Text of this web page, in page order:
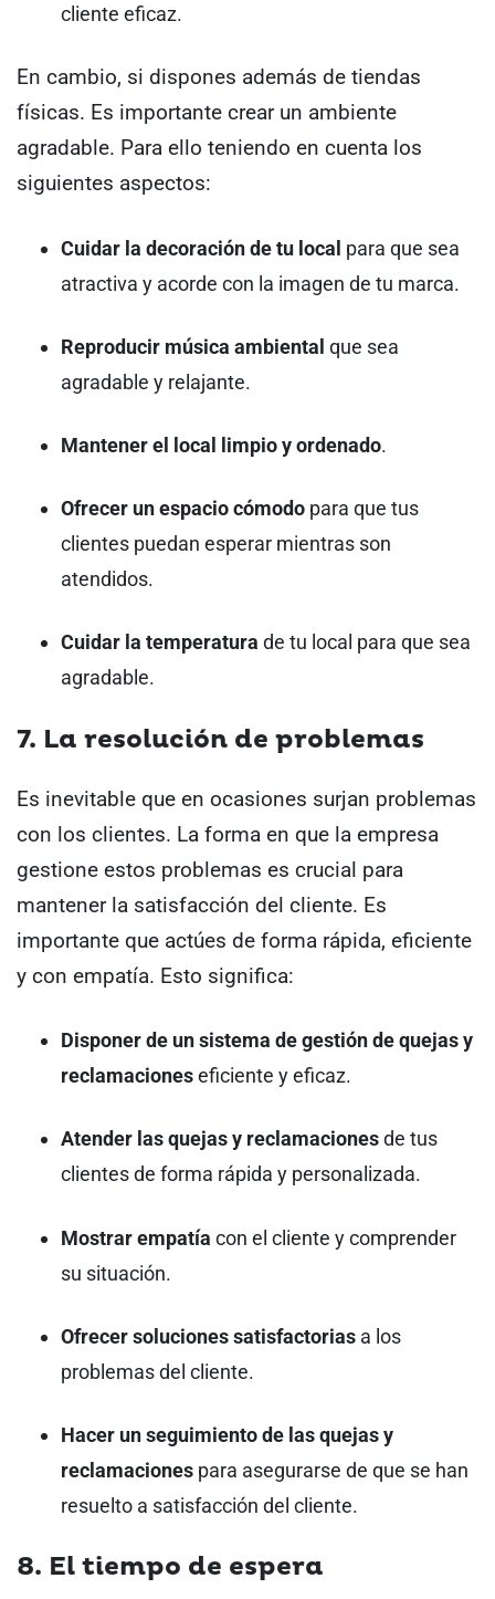
cliente eficaz.
En cambio, si dispones además de tiendas
físicas. Es importante crear un ambiente
agradable. Para ello teniendo en cuenta los
siguientes aspectos:
Cuidar la decoración de tu local para que sea
atractiva y acorde con la imagen de tu marca.
Reproducir música ambiental que sea
agradable y relajante.
Mantener el local limpio y ordenado.
Ofrecer un espacio cómodo para que tus
clientes puedan esperar mientras son
atendidos.
Cuidar la temperatura de tu local para que sea
agradable.
7. La resolución de problemas
Es inevitable que en ocasiones surjan problemas
con los clientes. La forma en que la empresa
gestione estos problemas es crucial para
mantener la satisfacción del cliente. Es
importante que actúes de forma rápida, eficiente
y con empatía. Esto significa:
Disponer de un sistema de gestión de quejas y
reclamacioneseficiente y eficaz.
Atender las quejas y reclamacionesde tus
clientes de forma rápida y personalizada.
Mostrar empatía con el cliente y comprender
su situación.
Ofrecer soluciones satisfactorias a los
problemas del cliente.
Hacer un seguimiento de las quejas y
reclamaciones para asegurarse de que se han
resuelto a satisfacción del cliente.
8. El tiempo de espera